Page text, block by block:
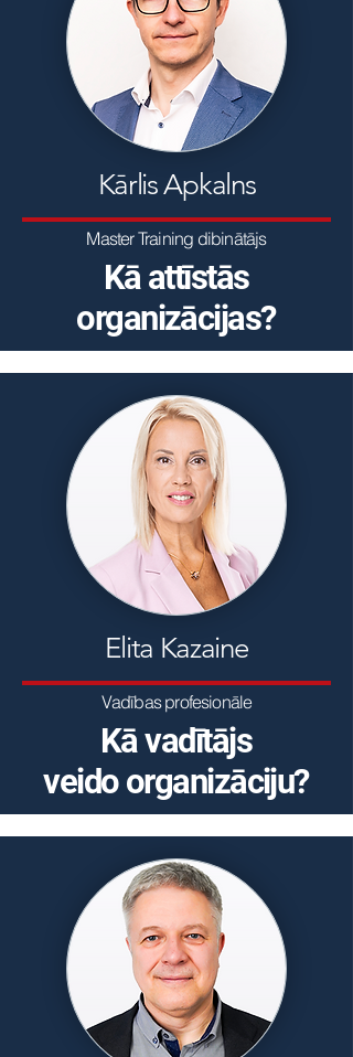
Kārlis Apkalns
Master Training dibinātājs
Kā attīstās
organizācijas?
Elita Kazaine
Vadības profesionāle
Kā vadītājs
veido organizāciju?